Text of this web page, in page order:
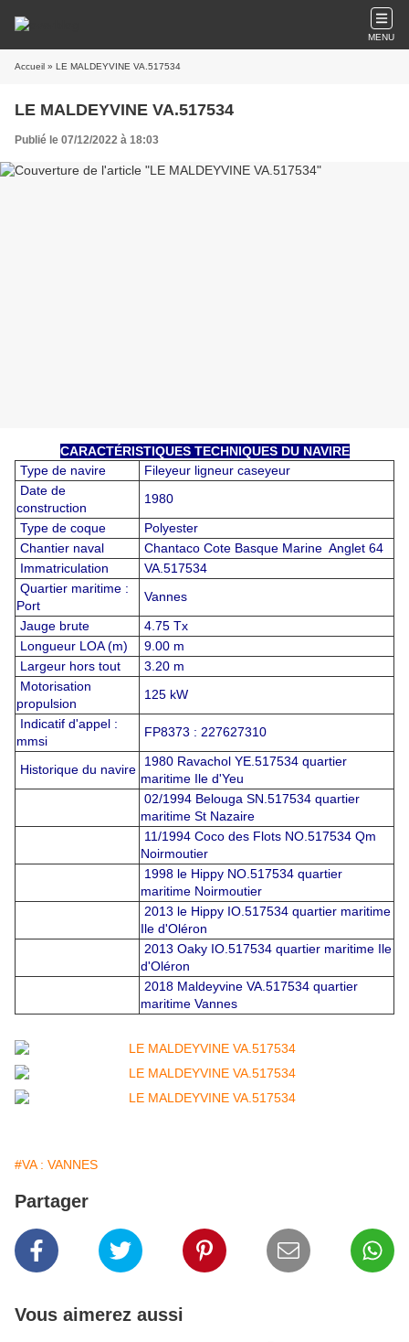
MENU
Accueil » LE MALDEYVINE VA.517534
LE MALDEYVINE VA.517534
Publié le 07/12/2022 à 18:03
CARACTÉRISTIQUES TECHNIQUES DU NAVIRE
Type de navire
Fileyeur ligneur caseyeur
Date de
construction
1980
Type de coque
Polyester
Chantier naval
Chantaco Cote Basque Marine Anglet 64
Immatriculation
VA.517534
Quartier maritime :
Port
Vannes
Jauge brute
4.75 Tx
Longueur LOA (m)
9.00 m
Largeur hors tout
3.20 m
Motorisation
propulsion
125 kW
Indicatif d'appel :
mmsi
FP8373 : 227627310
Historique du navire
1980 Ravachol YE.517534 quartier
maritime Ile d'Yeu
02/1994 Belouga SN.517534 quartier
maritime St Nazaire
11/1994 Coco des Flots NO.517534 Qm
Noirmoutier
1998 le Hippy NO.517534 quartier
maritime Noirmoutier
2013 le Hippy IO.517534 quartier maritime
Ile d'Oléron
2013 Oaky IO.517534 quartier maritime Ile
d'Oléron
2018 Maldeyvine VA.517534 quartier
maritime Vannes
#VA : VANNES
Partager
Vous aimerez aussi